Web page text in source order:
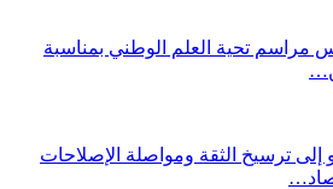
مراسم تحية العلم الوطني بمناسبة
ترسيخ الثقة ومواصلة الإصلاحات